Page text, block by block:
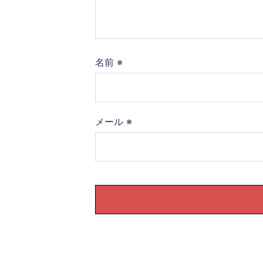
名前 ※
メール ※